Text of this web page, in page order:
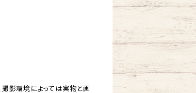
影環境によっては実物と画